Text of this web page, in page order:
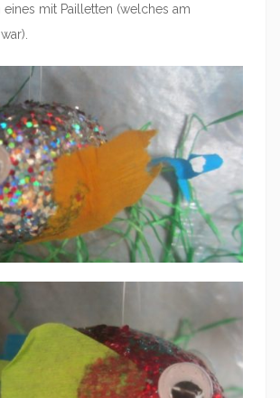
mit Pailletten (welches am